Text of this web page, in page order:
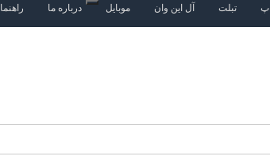
تبلت آل این وان موبایل درباره ما راهنما